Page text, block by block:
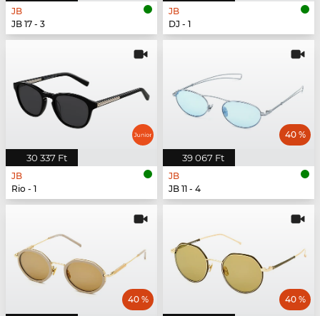
JB
JB 17 - 3
JB
DJ - 1
30 337 Ft
JB
Rio - 1
39 067 Ft
40 %
JB
JB 11 - 4
40 % 40 %